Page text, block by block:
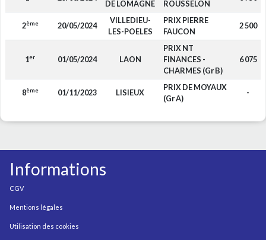
DE LOMAGNE
ROUSSELON
2ème 20/05/2024
VILLEDIEU-
LES-POELES
PRIX PIERRE
FAUCON
2 500
1er 01/05/2024 LAON
PRIX NT
FINANCES -
CHARMES (Gr B)
6 075
8ème 01/11/2023 LISIEUX
PRIX DE MOYAUX
(Gr A)
-
Informations
CGV
Mentions légales
Utilisation des cookies